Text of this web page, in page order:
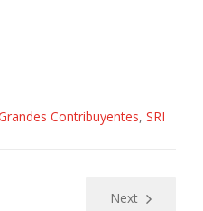
Contribuyentes, SRI
Next